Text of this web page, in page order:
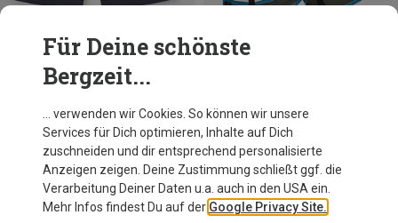
Du sparst 32%
Für Deine schönste
Bergzeit...
… verwenden wir Cookies. So können wir unsere
Services für Dich optimieren, Inhalte auf Dich
zuschneiden und dir entsprechend personalisierte
Anzeigen zeigen. Deine Zustimmung schließt ggf. die
Verarbeitung Deiner Daten u.a. auch in den USA ein.
Mehr Infos findest Du auf der Google Privacy Site.